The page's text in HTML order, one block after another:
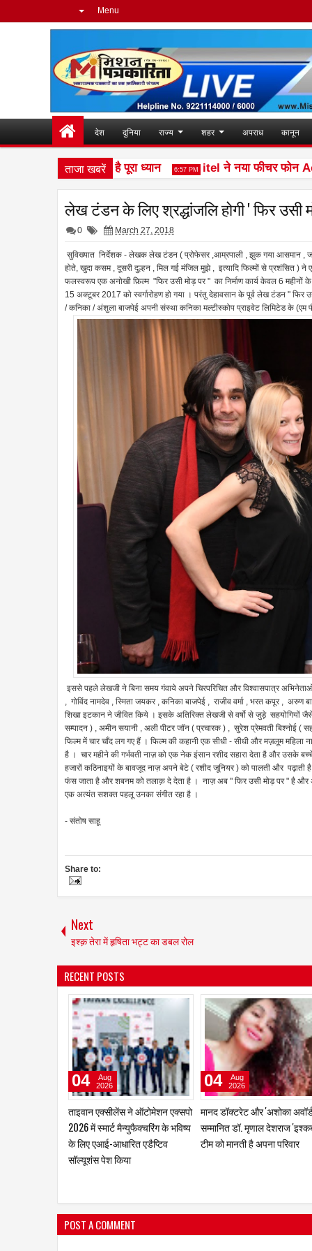
Menu
देश दुनिया राज्य शहर अपराध कानून
ताजा खबरें
हक़ का अभिनय पर है पूरा ध्यान 6:57 PM itel ने नया फीचर फोन Ace
लेख टंडन के लिए श्रद्धांजलि होगी ' फिर उसी
0 March 27, 2018
सुविख्यात निर्देशक - लेखक लेख टंडन ( प्रोफेसर ,आम्रपाली , झुक गया आसमान ,
होते, खुदा कसम , दूसरी दुल्हन , मिल गई मंजिल मुझे , इत्यादि फिल्मों से प्रशंसित ) ने
फलस्वरूप एक अनोखी फ़िल्म "फिर उसी मोड़ पर " का निर्माण कार्य केवल 6
15 अक्टूबर 2017 को स्वर्गारोहण हो गया । परंतु देहावसान के पूर्व लेख टंडन " फिर
/ कनिका / अंशुला बाजपेई अपनी संस्था कनिका मल्टीस्कोप प्राइवेट लिमिटेड के
इससे पहले लेखजी ने बिना समय गंवाये अपने चिरपरिचित और विश्वासपात्र
, गोविंद नामदेव , स्मिता जयकर , कनिका बाजपेई , राजीव वर्मा , भरत कपूर , अरुण
शिखा इटकान ने जीवित किये । इसके अतिरिक्त लेखजी से वर्षो से जुड़े सहयोगियों जैसे
सम्पादन ) , अमीन सयानी , अली पीटर जॉन ( प्रचारक ) , सुरेश प्रेमवती बिश्नोई (
फिल्म में चार चाँद लग गए हैं । फिल्म की कहानी एक सीधी - सीधी और मज़लूम
है । चार महीने की गर्भवती नाज़ को एक नेक इंसान रशीद सहारा देता है और उसके
हजारों कठिनाइयों के बावजूद नाज़ अपने बेटे ( रशीद जूनियर ) को पालती और पढ़ाती
फंस जाता है और शबनम को तलाक़ दे देता है । नाज़ अब " फिर उसी मोड़ पर " है
एक अत्यंत सशक्त पहलू उनका संगीत रहा है ।
- संतोष साहू
Share to:
Next
इश्क़ तेरा में हृषिता भट्ट का डबल रोल
RECENT POSTS
boAt और Spotify Premium ने
बेहतर म्यूज़िक अनुभव देने के लिए की
साझेदारी
06
Aug
2026
शेखर श्रीनिवासन अब यूरो
इंडिया की कमान संभालेंगे
04
Aug
2026
POST A COMMENT